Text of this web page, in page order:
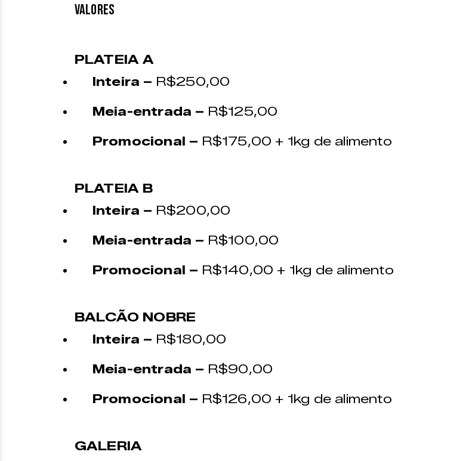
VALORES
PLATEIA A
Inteira – R$250,00
Meia-entrada – R$125,00
Promocional – R$175,00 + 1kg de alimento
PLATEIA B
Inteira – R$200,00
Meia-entrada – R$100,00
Promocional – R$140,00 + 1kg de alimento
BALCÃO NOBRE
Inteira – R$180,00
Meia-entrada – R$90,00
Promocional – R$126,00 + 1kg de alimento
GALERIA